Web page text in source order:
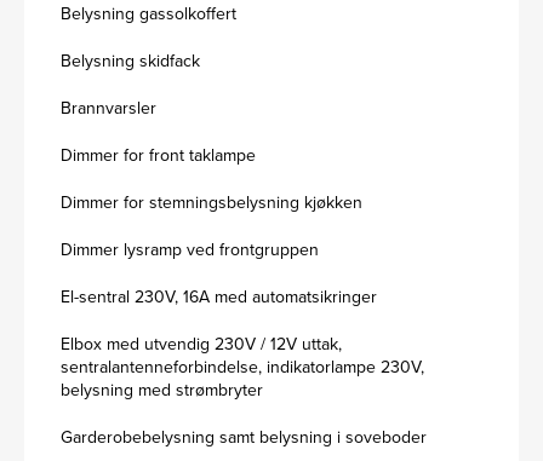
Belysning gassolkoffert
Belysning skidfack
Brannvarsler
Dimmer for front taklampe
Dimmer for stemningsbelysning kjøkken
Dimmer lysramp ved frontgruppen
El-sentral 230V, 16A med automatsikringer
Elbox med utvendig 230V / 12V uttak,
sentralantenneforbindelse, indikatorlampe 230V,
belysning med strømbryter
Garderobebelysning samt belysning i soveboder